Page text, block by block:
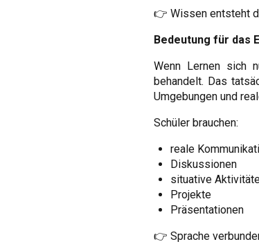
👉 Wissen entsteht
Bedeutung für das
Wenn Lernen sich
behandelt. Das
Umgebungen und
Schüler brauchen:
reale
Diskussionen
situative
Projekte
Präsentationen
👉 Sprache